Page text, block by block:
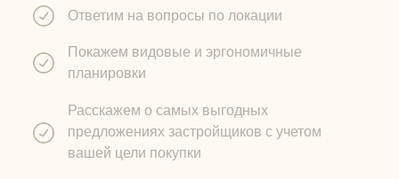
Расскажем о самых выгодных
предложениях застройщиков с учетом
вашей цели покупки
Покажем видовые и эргономичные
планировки
Ответим на вопросы по локации